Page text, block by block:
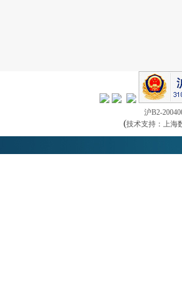
沪B2-
(技术支持：上海